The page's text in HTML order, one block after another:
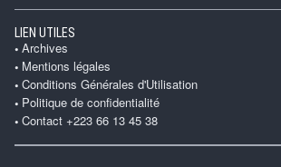
LIEN UTILES
Archives
Mentions légales
Conditions Générales d'Utilisation
Politique de confidentialité
Contact +223 66 13 45 38